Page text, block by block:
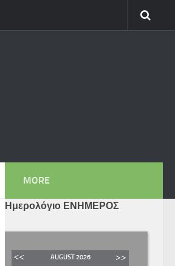
MORE
Ημερολόγιο ΕΝΗΜΕΡΟΣ
AUGUST2026